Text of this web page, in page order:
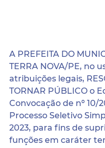
A PREFEITA DO
TERRA NOVA/PE, no
atribuições legais,
TORNAR PÚBLICO o
Convocação de nº 10/
Processo Seletivo
2023, para fins de
funções em caráter